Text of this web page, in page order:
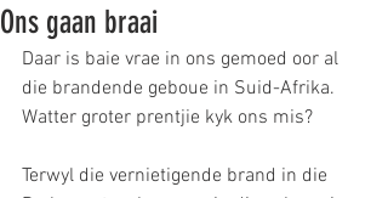
Ons gaan braai
Daar is baie vrae in ons gemoed oor al
die brandende geboue in Suid-Afrika.
Watter groter prentjie kyk ons mis?
Terwyl die vernietigende brand in die